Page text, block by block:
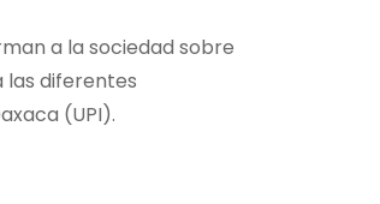
a la sociedad sobre
las diferentes
(UPI).